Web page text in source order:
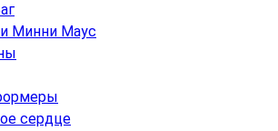
Минни Маус
сердце